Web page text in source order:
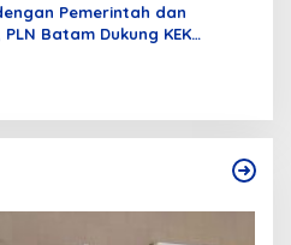
Pemerintah dan
Batam Dukung KEK
sebagai Hub Energi Baru